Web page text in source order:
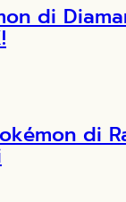
di
di